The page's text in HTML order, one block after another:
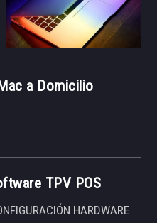
a Domicilio
TPV POS
HARDWARE